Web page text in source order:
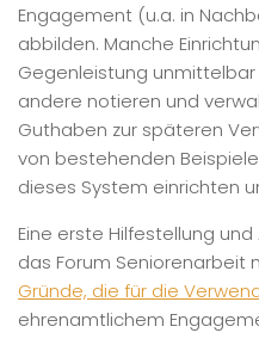
Engagement (u.a. in
abbilden. Manche
Gegenleistung
andere notieren und
Guthaben zur späteren
von bestehenden
dieses System einrichten
Eine erste Hilfestellung
das Forum Seniorenarbeit
Gründe, die für die
ehrenamtlichem